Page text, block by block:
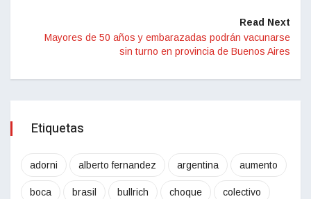
Read Next
Mayores de 50 años y embarazadas podrán vacunarse
sin turno en provincia de Buenos Aires
Etiquetas
adorni alberto fernandez argentina aumento
boca brasil bullrich choque colectivo